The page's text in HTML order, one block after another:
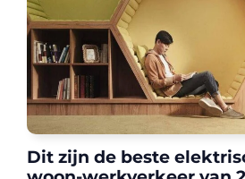
Dit zijn de beste